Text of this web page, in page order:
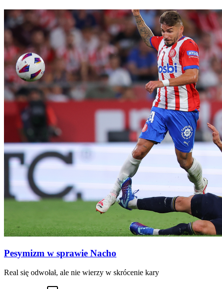
Pesymizm w sprawie Nacho
Real się odwołał, ale nie wierzy w skrócenie kary